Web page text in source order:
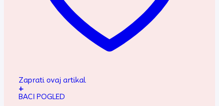
Zaprati ovaj artikal
+
BACI POGLED